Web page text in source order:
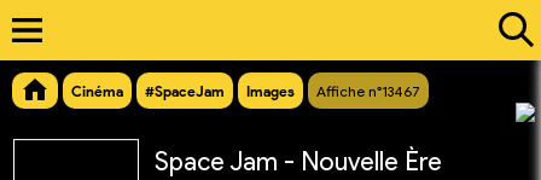
Cinéma #SpaceJam Images Affiche n°13467
Space Jam - Nouvelle Ère